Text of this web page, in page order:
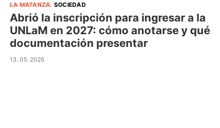
LA MATANZA. SOCIEDAD
Abrió la inscripción para ingresar a la
UNLaM en 2027: cómo anotarse y qué
documentación presentar
13. 05. 2026